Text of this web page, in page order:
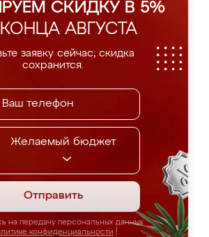
СКИДКУ В 5%
АВГУСТА
заявку сейчас, скидка
сохранится.
Желаемый бюджет
Отправить
на передачу персональных данных
конфиденциальности